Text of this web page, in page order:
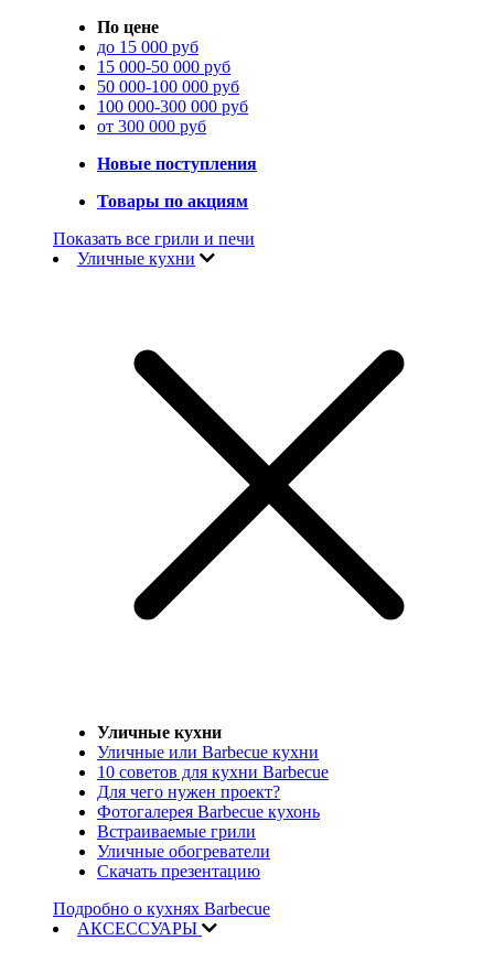
По цене
до 15 000 руб
15 000-50 000 руб
50 000-100 000 руб
100 000-300 000 руб
от 300 000 руб
Новые поступления
Товары по акциям
Показать все грили и печи
Уличные кухни
Уличные кухни
Уличные или Barbecue кухни
10 советов для кухни Barbecue
Для чего нужен проект?
Фотогалерея Barbecue кухонь
Встраиваемые грили
Уличные обогреватели
Скачать презентацию
Подробно о кухнях Barbecue
АКСЕССУАРЫ